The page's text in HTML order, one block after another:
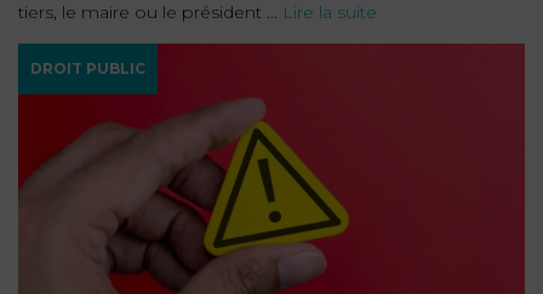
tiers, le maire ou le président ... Lire la suite
DROIT PUBLIC